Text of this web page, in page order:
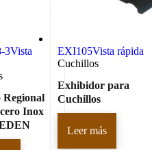
3Vista
Inox
EXI105Vista rápida
Cuchillos
Exhibidor para
Cuchillos
Leer más